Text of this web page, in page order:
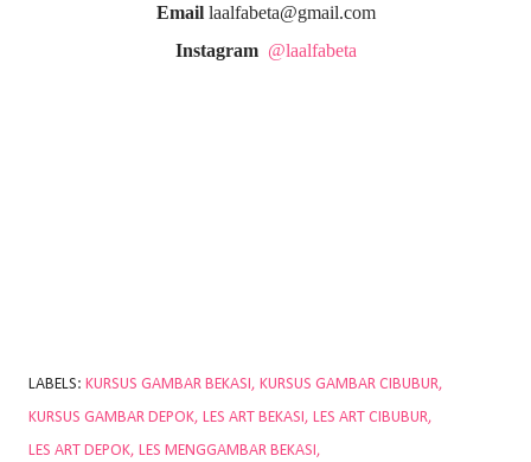
Emaillaalfabeta@gmail.com
Instagram @laalfabeta
LABELS: KURSUS GAMBAR BEKASI
KURSUS GAMBAR CIBUBUR
KURSUS GAMBAR DEPOK LES ART BEKASI
LES ART CIBUBUR
LES ART DEPOK LES MENGGAMBAR BEKASI